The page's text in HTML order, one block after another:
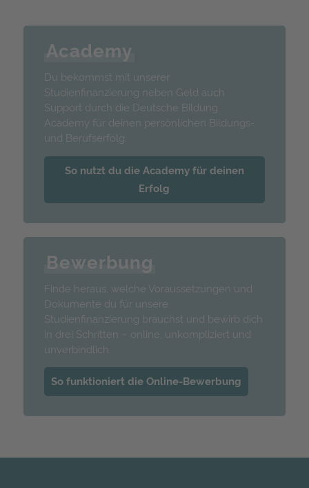
Academy
Du bekommst mit unserer
Studienfinanzierung neben Geld auch
Support durch die Deutsche Bildung
Academy für deinen persönlichen Bildungs-
und Berufserfolg.
So nutzt du die Academy für deinen
Erfolg
Bewerbung
Finde heraus, welche Voraussetzungen und
Dokumente du für unsere
Studienfinanzierung brauchst und bewirb dich
in drei Schritten – online, unkompliziert und
unverbindlich.
So funktioniert die Online-Bewerbung